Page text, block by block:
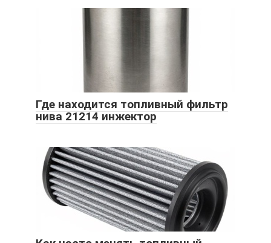
Где находится топливный фильтр
нива 21214 инжектор